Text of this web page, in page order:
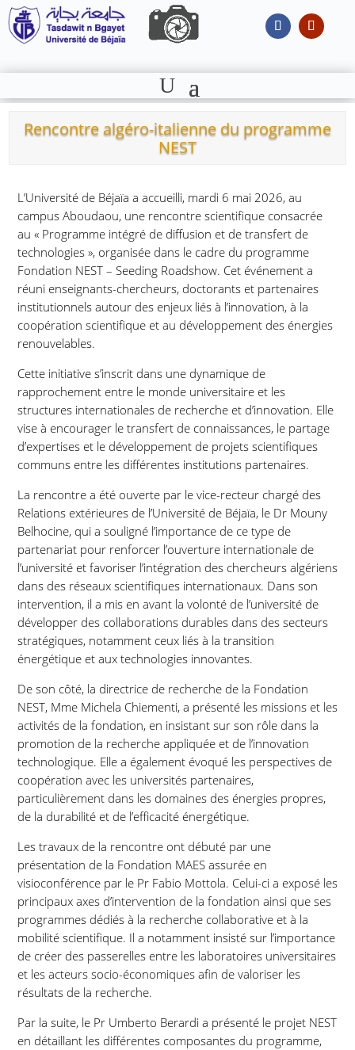
Rencontre algéro-italienne du programme
NEST
L’Université de Béjaïa a accueilli, mardi 6 mai 2026, au
campus Aboudaou, une rencontre scientifique consacrée
au « Programme intégré de diffusion et de transfert de
technologies », organisée dans le cadre du programme
Fondation NEST – Seeding Roadshow. Cet événement a
réuni enseignants-chercheurs, doctorants et partenaires
institutionnels autour des enjeux liés à l’innovation, à la
coopération scientifique et au développement des énergies
renouvelables.
Cette initiative s’inscrit dans une dynamique de
rapprochement entre le monde universitaire et les
structures internationales de recherche et d’innovation. Elle
vise à encourager le transfert de connaissances, le partage
d’expertises et le développement de projets scientifiques
communs entre les différentes institutions partenaires.
La rencontre a été ouverte par le vice-recteur chargé des
Relations extérieures de l’Université de Béjaïa, le Dr Mouny
Belhocine, qui a souligné l’importance de ce type de
partenariat pour renforcer l’ouverture internationale de
l’université et favoriser l’intégration des chercheurs algériens
dans des réseaux scientifiques internationaux. Dans son
intervention, il a mis en avant la volonté de l’université de
développer des collaborations durables dans des secteurs
stratégiques, notamment ceux liés à la transition
énergétique et aux technologies innovantes.
De son côté, la directrice de recherche de la Fondation
NEST, Mme Michela Chiementi, a présenté les missions et les
activités de la fondation, en insistant sur son rôle dans la
promotion de la recherche appliquée et de l’innovation
technologique. Elle a également évoqué les perspectives de
coopération avec les universités partenaires,
particulièrement dans les domaines des énergies propres,
de la durabilité et de l’efficacité énergétique.
Les travaux de la rencontre ont débuté par une
présentation de la Fondation MAES assurée en
visioconférence par le Pr Fabio Mottola. Celui-ci a exposé les
principaux axes d’intervention de la fondation ainsi que ses
programmes dédiés à la recherche collaborative et à la
mobilité scientifique. Il a notamment insisté sur l’importance
de créer des passerelles entre les laboratoires universitaires
et les acteurs socio-économiques afin de valoriser les
résultats de la recherche.
Par la suite, le Pr Umberto Berardi a présenté le projet NEST
en détaillant les différentes composantes du programme,